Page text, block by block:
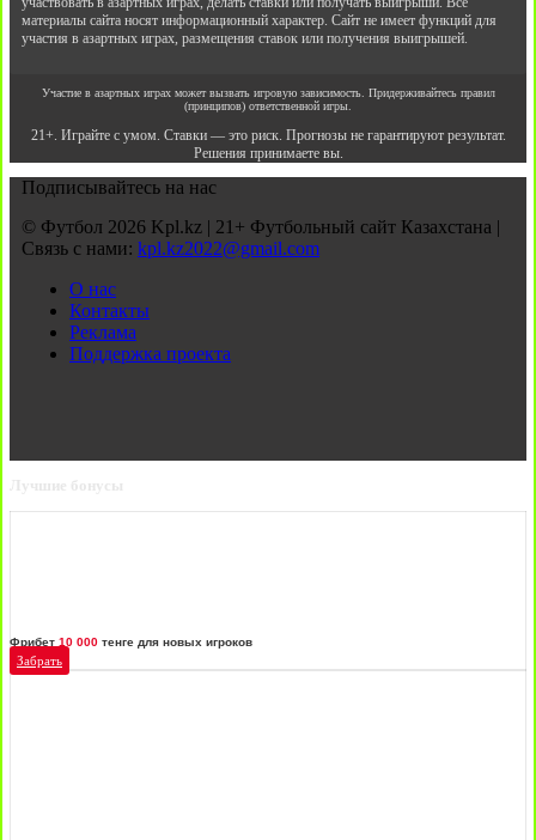
материалы сайта носят информационный характер. Сайт не имеет функций для
участия в азартных играх, размещения ставок или получения выигрышей.
Участие в азартных играх может вызвать игровую зависимость. Придерживайтесь правил
(принципов) ответственной игры.
21+. Играйте с умом. Ставки — это риск. Прогнозы не гарантируют результат.
Решения принимаете вы.
Подписывайтесь на нас
© Футбол 2026 Kpl.kz | 21+ Футбольный сайт Казахстана |
Связь с нами: kpl.kz2022@gmail.com
О нас
Контакты
Реклама
Поддержка проекта
Лучшие бонусы
Фрибет 10 000 тенге для новых игроков
Забрать